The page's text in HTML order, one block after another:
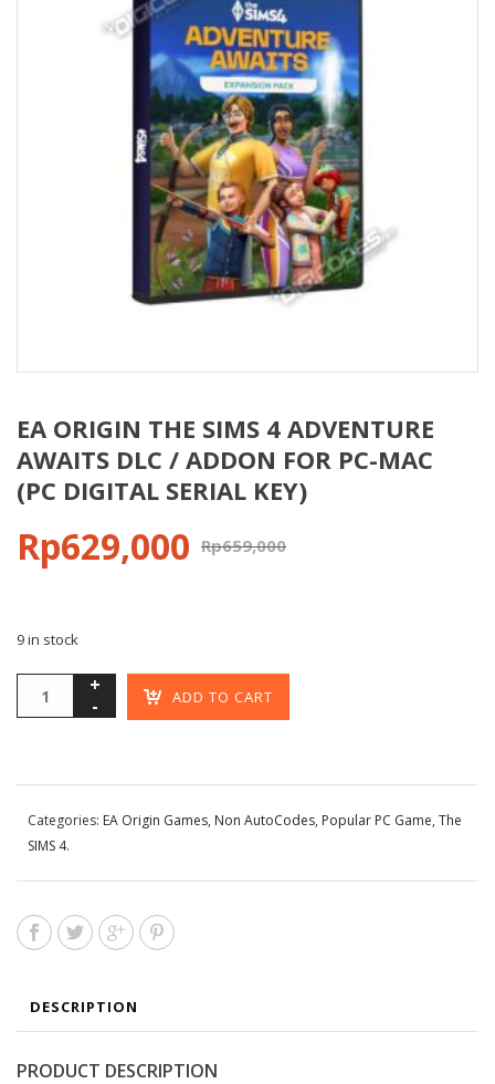
EA ORIGIN THE SIMS 4 ADVENTURE
AWAITS DLC / ADDON FOR PC-MAC
(PC DIGITAL SERIAL KEY)
Rp659,000
Rp629,000
9 in stock
ADD TO CART
Categories: EA Origin Games, Non AutoCodes, Popular PC Game, The
SIMS 4.
DESCRIPTION
PRODUCT DESCRIPTION